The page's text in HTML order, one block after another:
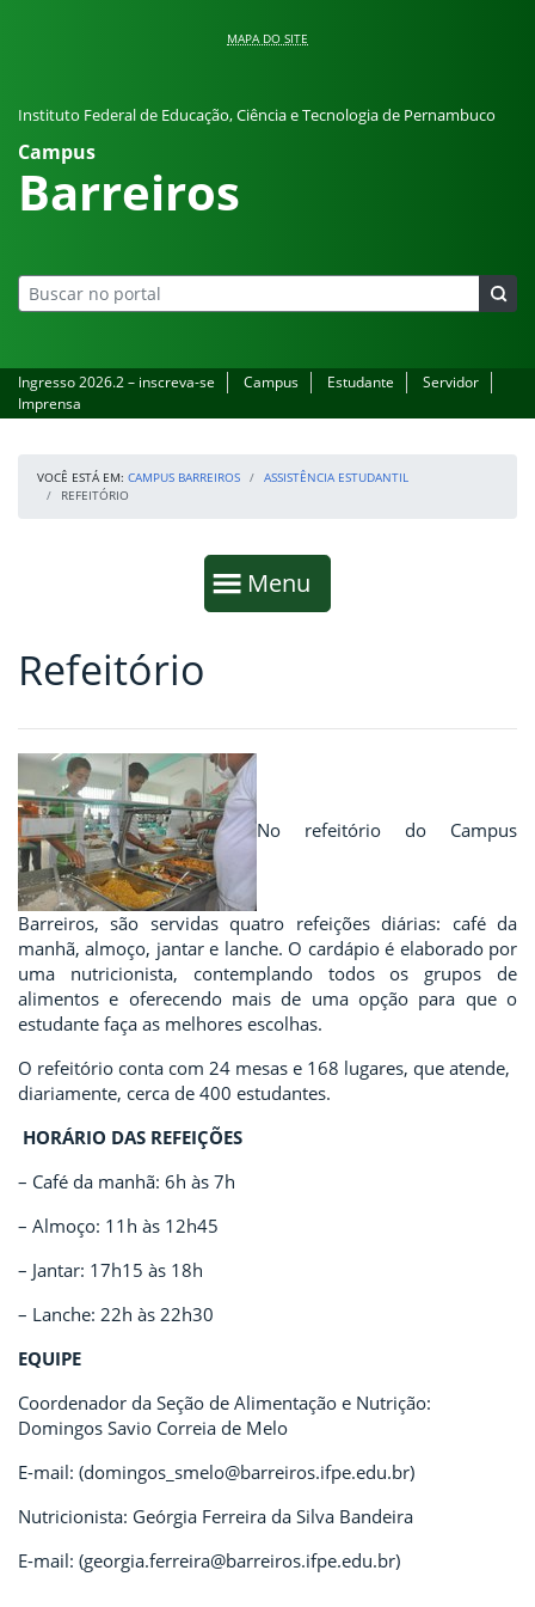
MAPA DO SITE
Instituto Federal de Educação, Ciência e Tecnologia de Pernambuco
Campus
Barreiros
Ingresso 2026.2 – inscreva-se Campus Estudante
Servidor
Imprensa
VOCÊ ESTÁ EM: CAMPUS BARREIROS
ASSISTÊNCIA ESTUDANTIL
REFEITÓRIO
Mostrar
Menu
Fim da navegação
Início do conteúdo
Refeitório
No refeitório do Campus
Barreiros, são servidas quatro refeições diárias: café da
manhã, almoço, jantar e lanche. O cardápio é elaborado por
uma nutricionista, contemplando todos os grupos de
alimentos e oferecendo mais de uma opção para que o
estudante faça as melhores escolhas.
O refeitório conta com 24 mesas e 168 lugares, que atende,
diariamente, cerca de 400 estudantes.
HORÁRIO DAS REFEIÇÕES
– Café da manhã: 6h às 7h
– Almoço: 11h às 12h45
– Jantar: 17h15 às 18h
– Lanche: 22h às 22h30
EQUIPE
Coordenador da Seção de Alimentação e Nutrição:
Domingos Savio Correia de Melo
E-mail: (domingos_smelo@barreiros.ifpe.edu.br)
Nutricionista: Geórgia Ferreira da Silva Bandeira
E-mail: (georgia.ferreira@barreiros.ifpe.edu.br)